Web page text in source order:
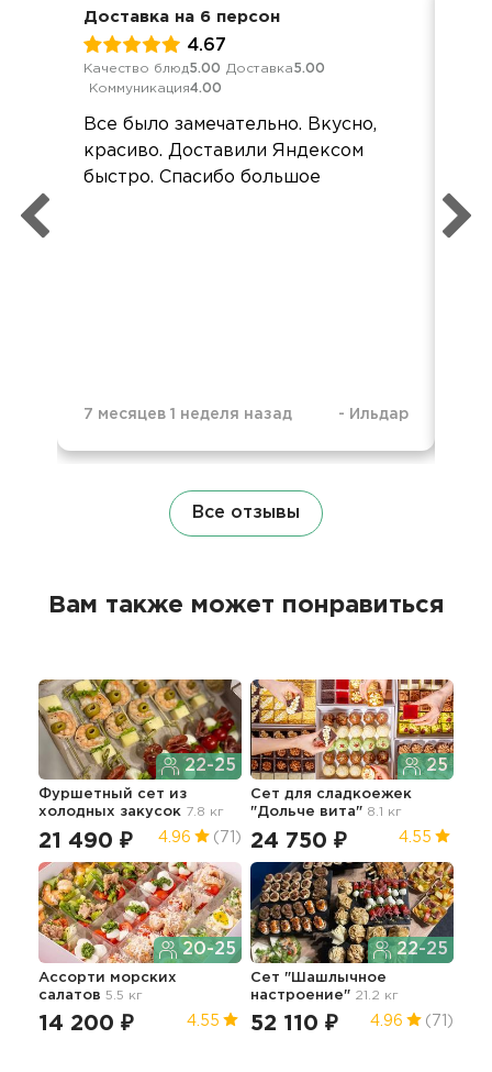
Доставка на 6 персон
4.67
Качество блюд5.00 Доставка5.00
Коммуникация4.00
Все было замечательно. Вкусно,
красиво. Доставили Яндексом
быстро. Спасибо большое
7 месяцев 1 неделя назад - Ильдар
Все отзывы
Вам также может понравиться
22-25
Фуршетный сет из
холодных закусок 7.8 кг
21 490 ₽ 4.96 (71)
25
Сет для сладкоежек
"Дольче вита" 8.1 кг
24 750 ₽ 4.55
20-25
Ассорти морских
салатов 5.5 кг
14 200 ₽ 4.55
22-25
Сет "Шашлычное
настроение" 21.2 кг
52 110 ₽ 4.96 (71)